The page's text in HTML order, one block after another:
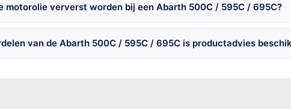
motorolie ververst worden bij een Abarth 500C / 595C / 695C?
van de Abarth 500C / 595C / 695C is productadvies